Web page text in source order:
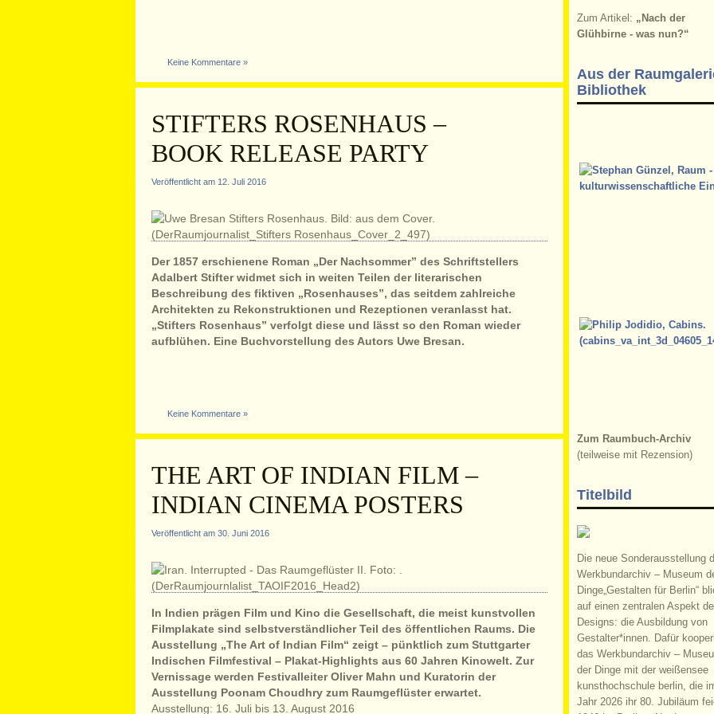
Keine Kommentare »
STIFTERS ROSENHAUS –
BOOK RELEASE PARTY
Veröffentlicht am 12. Juli 2016
Der 1857 erschienene Roman „Der Nachsommer” des Schriftstellers
Adalbert Stifter widmet sich in weiten Teilen der literarischen
Beschreibung des fiktiven „Rosenhauses”, das seitdem zahlreiche
Architekten zu Rekonstruktionen und Rezeptionen veranlasst hat.
„Stifters Rosenhaus” verfolgt diese und lässt so den Roman wieder
aufblühen. Eine Buchvorstellung des Autors Uwe Bresan.
Keine Kommentare »
THE ART OF INDIAN FILM –
INDIAN CINEMA POSTERS
Veröffentlicht am 30. Juni 2016
In Indien prägen Film und Kino die Gesellschaft, die meist kunstvollen
Filmplakate sind selbstverständlicher Teil des öffentlichen Raums. Die
Ausstellung „The Art of Indian Film“ zeigt – pünktlich zum Stuttgarter
Indischen Filmfestival – Plakat-Highlights aus 60 Jahren Kinowelt. Zur
Vernissage werden Festivalleiter Oliver Mahn und Kuratorin der
Ausstellung Poonam Choudhry zum Raumgeflüster erwartet.
Ausstellung: 16. Juli bis 13. August 2016
Zum Artikel: „Nach der
Glühbirne - was nun?“
Aus der
Bibliothek
Zum Raumbuch-Archiv
(teilweise mit Rezension)
Titelbild
Die neue Sonderausstellung
Werkbundarchiv – Museum
Dinge„Gestalten für Berlin“
auf einen zentralen Aspekt
Designs: die Ausbildung von
Gestalter*innen. Dafür
das Werkbundarchiv –
der Dinge mit der weißensee
kunsthochschule berlin, die
Jahr 2026 ihr 80. Jubiläum